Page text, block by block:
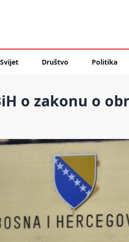
Društvo Politika
o zakonu o